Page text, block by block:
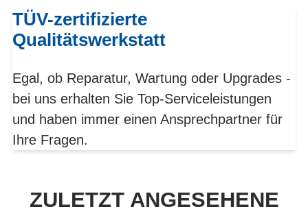
TÜV-zertifizierte
Qualitätswerkstatt
Egal, ob Reparatur, Wartung oder Upgrades -
bei uns erhalten Sie Top-Serviceleistungen
und haben immer einen Ansprechpartner für
Ihre Fragen.
ZULETZT ANGESEHENE